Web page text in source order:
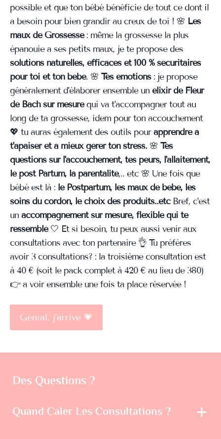
possible et que ton bébé bénéficie de tout ce dont il
a besoin pour bien grandir au creux de toi ! 🌸 Les
maux de Grossesse: même la grossesse la plus
épanouie a ses petits maux, je te propose des
solutions naturelles, efficaces et 100 % sécuritaires
pour toi et ton bébé. 🌸 Tes émotions: je propose
généralement d'élaborer ensemble un élixir de Fleur
de Bach sur mesurequi va t'accompagner tout au
long de ta grossesse, idem pour ton accouchement
💖 tu auras également des outils pourapprendre à
t'apaiser et à mieux gérer ton stress. 🌸 Tes
questions sur l'accouchement, tes peurs, l'allaitement,
le post Partum, la parentalité,.. etc 🌸 Une fois que
bébé est là : le Postpartum, les maux de bébé, les
soins du cordon, le choix des produits..etcBref, c'est
un accompagnement sur mesure, flexible qui te
ressemble🤍 Et si besoin, tu peux aussi venir aux
consultations avec ton partenaire 👌 Tu préfères
avoir 3 consultations? : la troisième consultation est
à 40 € (soit le pack complet à 420 € au lieu de 380)
👉 a voir ensemble une fois ta place réservée !
Génial, j'arrive 💗
Des Questions ?
Quand Caler Les Consultations ?